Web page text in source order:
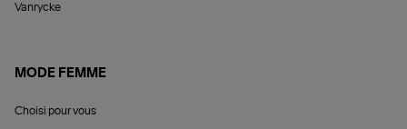
Vanrycke
MODE FEMME
Choisi pour vous